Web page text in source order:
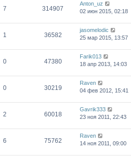
7 314907
Anton_uz
02 июн 2015, 02:18
1 36582
jasomelodic
25 мар 2015, 13:57
0 47380
Farik013
18 апр 2013, 14:03
0 30219
Raven
04 фев 2012, 15:41
2 60018
Gavrik333
23 ноя 2011, 22:43
6 75762
Raven
14 ноя 2011, 09:00